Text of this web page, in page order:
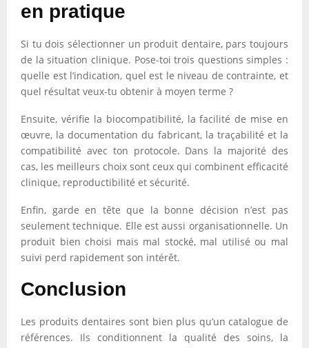
en pratique
Si tu dois sélectionner un produit dentaire, pars toujours
de la situation clinique. Pose-toi trois questions simples :
quelle est l’indication, quel est le niveau de contrainte, et
quel résultat veux-tu obtenir à moyen terme ?
Ensuite, vérifie la biocompatibilité, la facilité de mise en
œuvre, la documentation du fabricant, la traçabilité et la
compatibilité avec ton protocole. Dans la majorité des
cas, les meilleurs choix sont ceux qui combinent efficacité
clinique, reproductibilité et sécurité.
Enfin, garde en tête que la bonne décision n’est pas
seulement technique. Elle est aussi organisationnelle. Un
produit bien choisi mais mal stocké, mal utilisé ou mal
suivi perd rapidement son intérêt.
Conclusion
Les produits dentaires sont bien plus qu’un catalogue de
références. Ils conditionnent la qualité des soins, la